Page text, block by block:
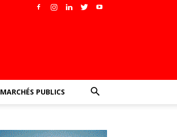
MARCHÉS PUBLICS